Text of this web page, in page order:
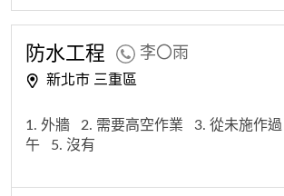
防水工程 李〇雨
新北市 三重區
1. 外牆 2. 需要高空作業 3. 從未施作過
午
5. 沒有